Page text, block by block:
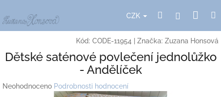
na
obsah
CZK HledatPřihlášení
Kód: CODE-11954 Značka: Zuzana Honsová
Dětské saténové povlečení jednolůžko
- Andělíček
Průměrné
Neohodnoceno Podrobnosti hodnocení